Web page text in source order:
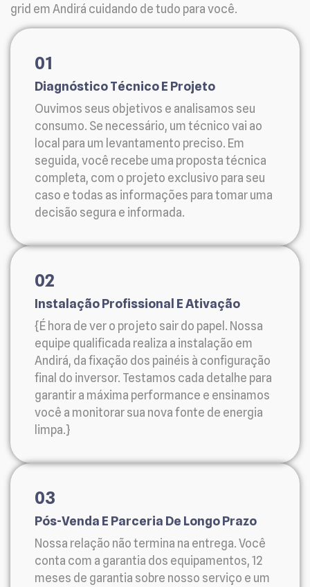
grid em Andirá cuidando de tudo para você.
01
Diagnóstico Técnico E Projeto
Ouvimos seus objetivos e analisamos seu
consumo. Se necessário, um técnico vai ao
local para um levantamento preciso. Em
seguida, você recebe uma proposta técnica
completa, com o projeto exclusivo para seu
caso e todas as informações para tomar uma
decisão segura e informada.
02
Instalação Profissional E Ativação
{É hora de ver o projeto sair do papel. Nossa
equipe qualificada realiza a instalação em
Andirá, da fixação dos painéis à configuração
final do inversor. Testamos cada detalhe para
garantir a máxima performance e ensinamos
você a monitorar sua nova fonte de energia
limpa.}
03
Pós-Venda E Parceria De Longo Prazo
Nossa relação não termina na entrega. Você
conta com a garantia dos equipamentos, 12
meses de garantia sobre nosso serviço e um